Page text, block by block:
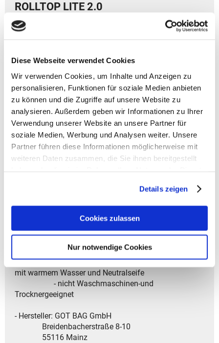
Diese Webseite verwendet Cookies
Wir verwenden Cookies, um Inhalte und Anzeigen zu
personalisieren, Funktionen für soziale Medien anbieten
zu können und die Zugriffe auf unsere Website zu
analysieren. Außerdem geben wir Informationen zu Ihrer
Verwendung unserer Website an unsere Partner für
soziale Medien, Werbung und Analysen weiter. Unsere
Partner führen diese Informationen möglicherweise mit
weiteren Daten zusammen, die Sie ihnen bereitgestellt
Details zeigen
Cookies zulassen
Nur notwendige Cookies
ROLLTOP LITE 2.0
Artikelbeschreibung GOT BAG Rolltop Lite 2.0
- Gewicht: 1120 g
(HxBxT)
- gepolsterter Rücken
- ergonomische Schultergurte
- magnetischer Rolltop-Verschluss
- inclusive 15"- Laptopsleeve herausnehmbar und
verschließbar mit Reißverschluss (31x28cm)
- zusätzliche Innentasche mit Reißverschluss und
- 2 Jahre Garantie und Repair-Service
- Material: - Haupt-Material: recyeltes Ocean Impact
- PFC-und PVC-frei
PU-Außenbeschichtung
- Pflegeempfehlung: - Reinigung mit Microfasertuch
mit warmem Wasser und Neutralseife
- nicht Waschmaschinen-und
Trocknergeeignet
- Hersteller: GOT BAG GmbH
Breidenbacherstraße 8-10
55116 Mainz